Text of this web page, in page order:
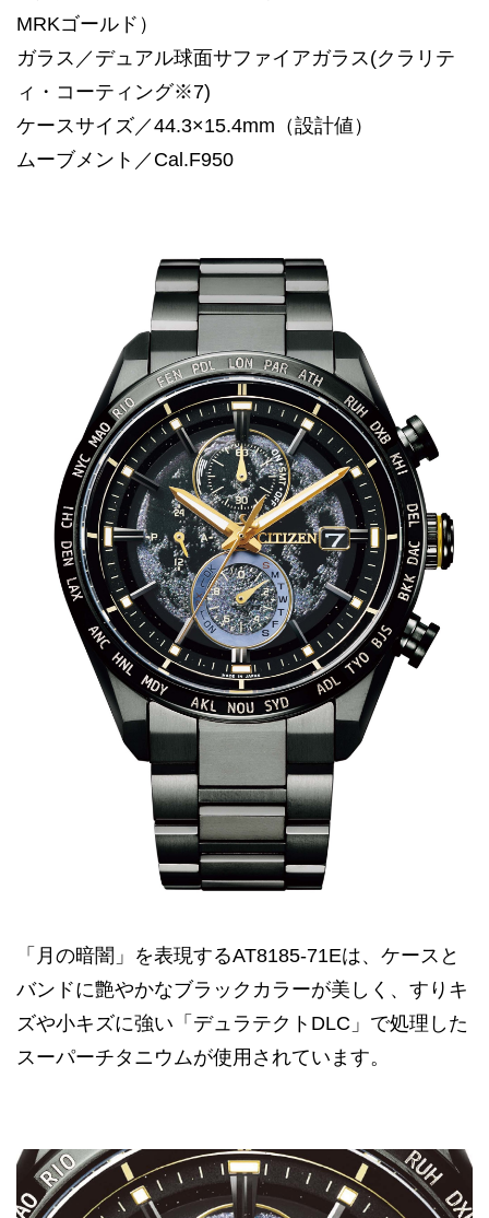
MRKゴールド）
ガラス／デュアル球面サファイアガラス(クラリテ
ィ・コーティング※7)
ケースサイズ／44.3×15.4mm（設計値）
ムーブメント／Cal.F950
「月の暗闇」を表現するAT8185-71Eは、ケースと
バンドに艶やかなブラックカラーが美しく、すりキ
ズや小キズに強い「デュラテクトDLC」で処理した
スーパーチタニウムが使用されています。